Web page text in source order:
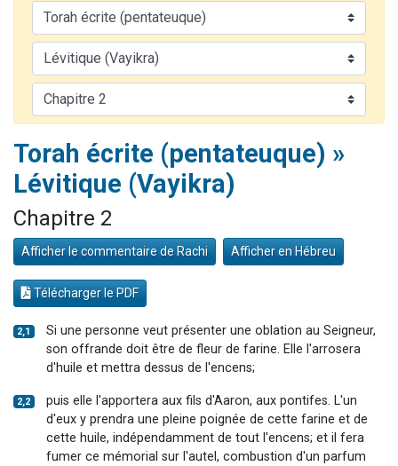
4 personnes viennent de nous rejoindre sur WhatsApp
3 personnes viennent de nous rejoindre sur WhatsApp
3 personnes viennent de faire un don pour 5 jours de vacances aux Orphelins
2 personnes viennent de faire un don pour Tsédaka : pauvres d'Israel
Torah écrite (pentateuque) »
Lévitique (Vayikra)
Chapitre 2
Afficher le commentaire de Rachi Afficher en Hébreu
Télécharger le PDF
2,1
Si une personne veut présenter une oblation au Seigneur,
son offrande doit être de fleur de farine. Elle l'arrosera
d'huile et mettra dessus de l'encens;
2,2
puis elle l'apportera aux fils d'Aaron, aux pontifes. L'un
d'eux y prendra une pleine poignée de cette farine et de
cette huile, indépendamment de tout l'encens; et il fera
fumer ce mémorial sur l'autel, combustion d'un parfum